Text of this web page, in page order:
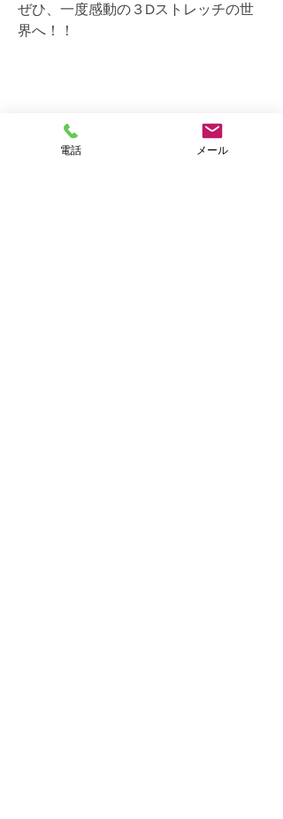
ぜひ、一度感動の３Dストレッチの世
界へ！！
オンライン予約
電話 メール